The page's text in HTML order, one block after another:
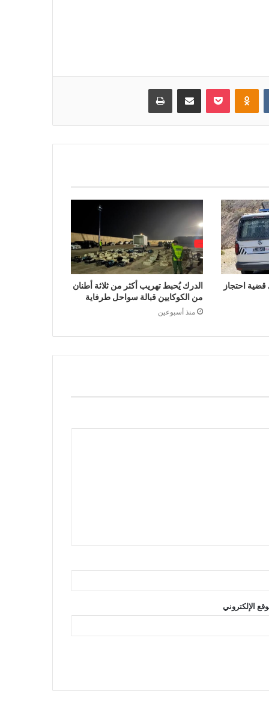
Odnoklassniki
بوكيت مشاركة عبر البريد طباعة
احتجاز
الدرك يُحبط تهريب أكثر من ثلاثة أطنان
من الكوكايين قبالة سواحل طرفاية
منذ أسبوعين
الإلكتروني